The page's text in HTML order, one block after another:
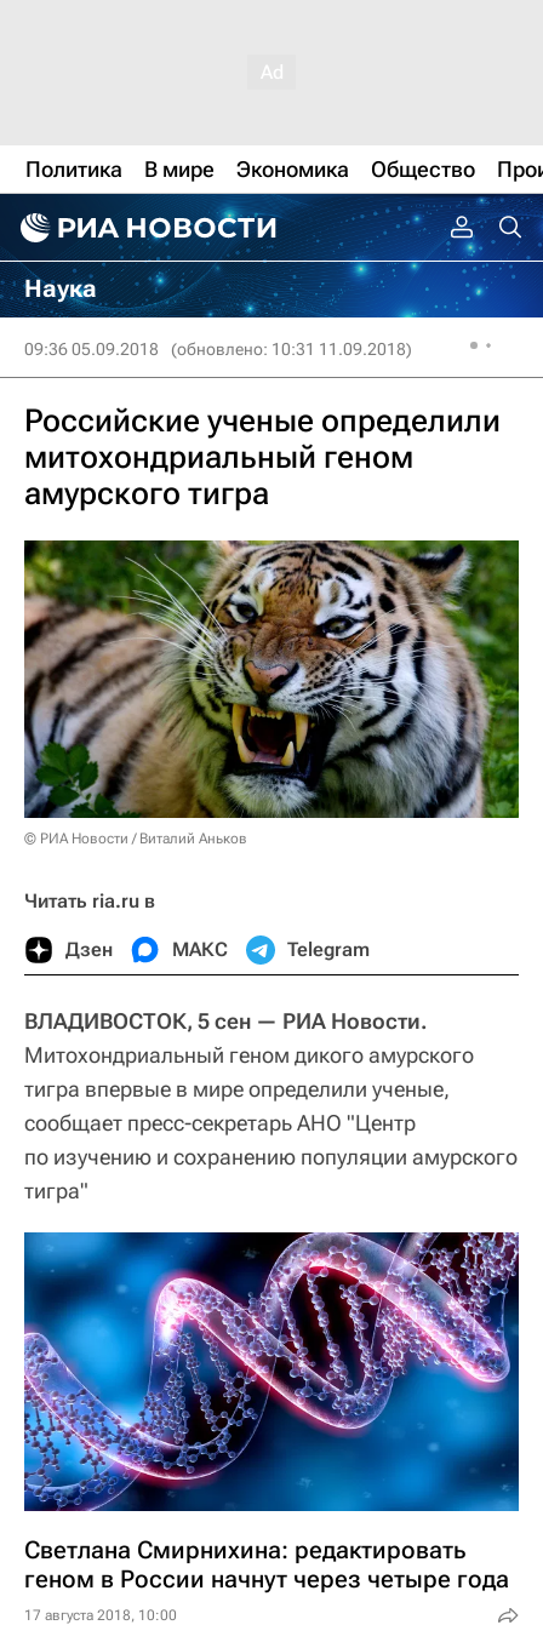
Политика В мире Экономика Общество
Наука
09:36 05.09.2018 (обновлено: 10:31 11.09.2018)
Российские ученые определили
митохондриальный геном
амурского тигра
© РИА Новости / Виталий Аньков
Читать ria.ru в
Дзен МАКС Telegram
ВЛАДИВОСТОК, 5 сен — РИА Новости.
Митохондриальный геном дикого амурского
тигра впервые в мире определили ученые,
сообщает пресс-секретарь АНО "Центр
по изучению и сохранению популяции амурского
тигра"
Светлана Смирнихина: редактировать
геном в России начнут через четыре года
17 августа 2018, 10:00